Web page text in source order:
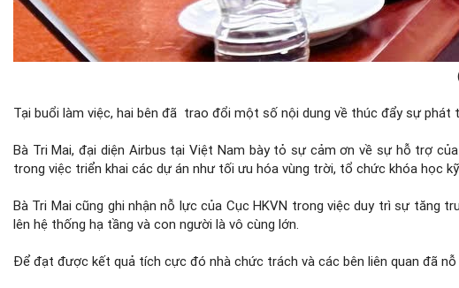
Tại buổi làm việc, hai bên đã trao đổi một số nội dung về thúc đẩy sự phát
Bà Tri Mai, đại diện Airbus tại Việt Nam bày tỏ sự cảm ơn về sự hỗ trợ
trong việc triển khai các dự án như tối ưu hóa vùng trời, tổ chức khóa học
Bà Tri Mai cũng ghi nhận nỗ lực của Cục HKVN trong việc duy trì sự tăng
lên hệ thống hạ tầng và con người là vô cùng lớn.
Để đạt được kết quả tích cực đó nhà chức trách và các bên liên quan đã